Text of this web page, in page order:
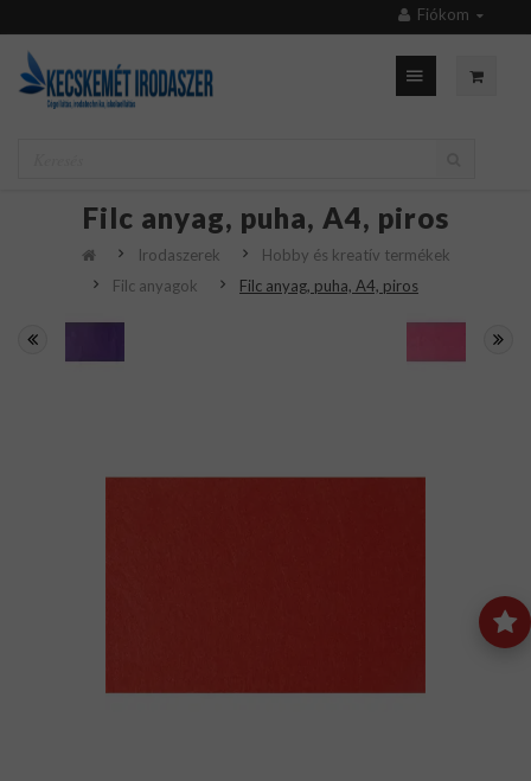
Fiókom
Filc anyag, puha, A4, piros
Irodaszerek
Hobby és kreatív termékek
Filc anyagok
Filc anyag, puha, A4, piros